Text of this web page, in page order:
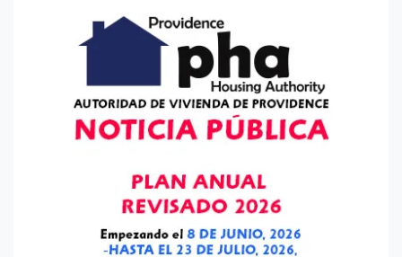
¡Suscríbete y Vive la
Experiencia!
Suscribír